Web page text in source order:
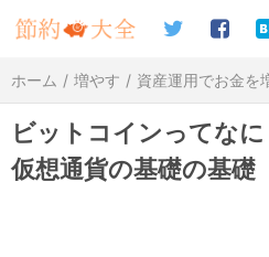
ホーム 増やす 資産運用でお金を
ビットコインってな
仮想通貨の基礎の基礎